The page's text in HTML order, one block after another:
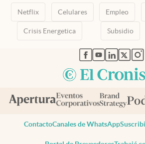
Netflix Celulares Empleo
Crisis Energetica Subsidio
abre en nueva
abre enabre en
ContactoCanales de WhatsApp